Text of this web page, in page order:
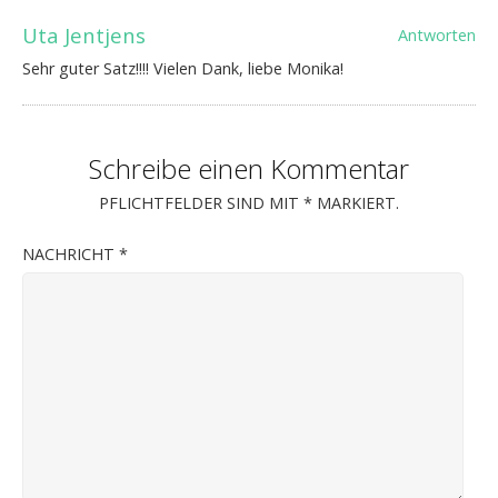
Uta Jentjens
Antworten
Sehr guter Satz!!!! Vielen Dank, liebe Monika!
Schreibe einen Kommentar
PFLICHTFELDER SIND MIT * MARKIERT.
NACHRICHT *